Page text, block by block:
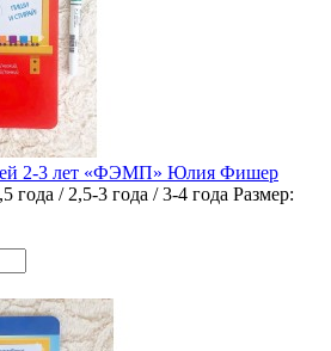
2-3 лет «ФЭМП» Юлия Фишер
года / 2,5-3 года / 3-4 года Размер: